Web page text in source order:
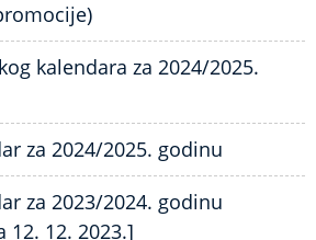
kalendara za 2024/2025.
za 2024/2025. godinu
za 2023/2024. godinu
12. 12. 2023.]